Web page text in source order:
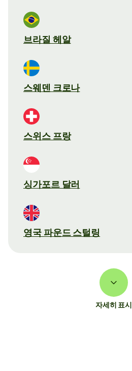
브라질 헤알
스웨덴 크로나
스위스 프랑
싱가포르 달러
영국 파운드 스털링
자세히 표시